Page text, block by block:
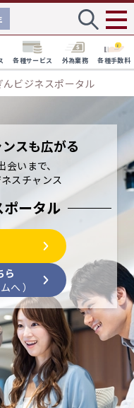
各種サービス 外為業務 各種手数料
ン
さま向けのご融資
事業をサポートする業
です。
けのご融資
業をサポートする業
です。
スステーション
創業を支援します。
ート
ガス排出量の算定を
ビスです。
取り組み
生に向けた取り組みに
やサービス・ソリュー
しています。
経営に有益な情報を
ビス）
SPC）
ジネスデビットカー
可能な、即時決済可能
ービスです。
なキャッシュレス決済
済端末サービスで
型）
型定期預金）
）
型）
んビジネスポータル
スも広がる
いまで、
スチャンス
ポータル
ら
へ ）